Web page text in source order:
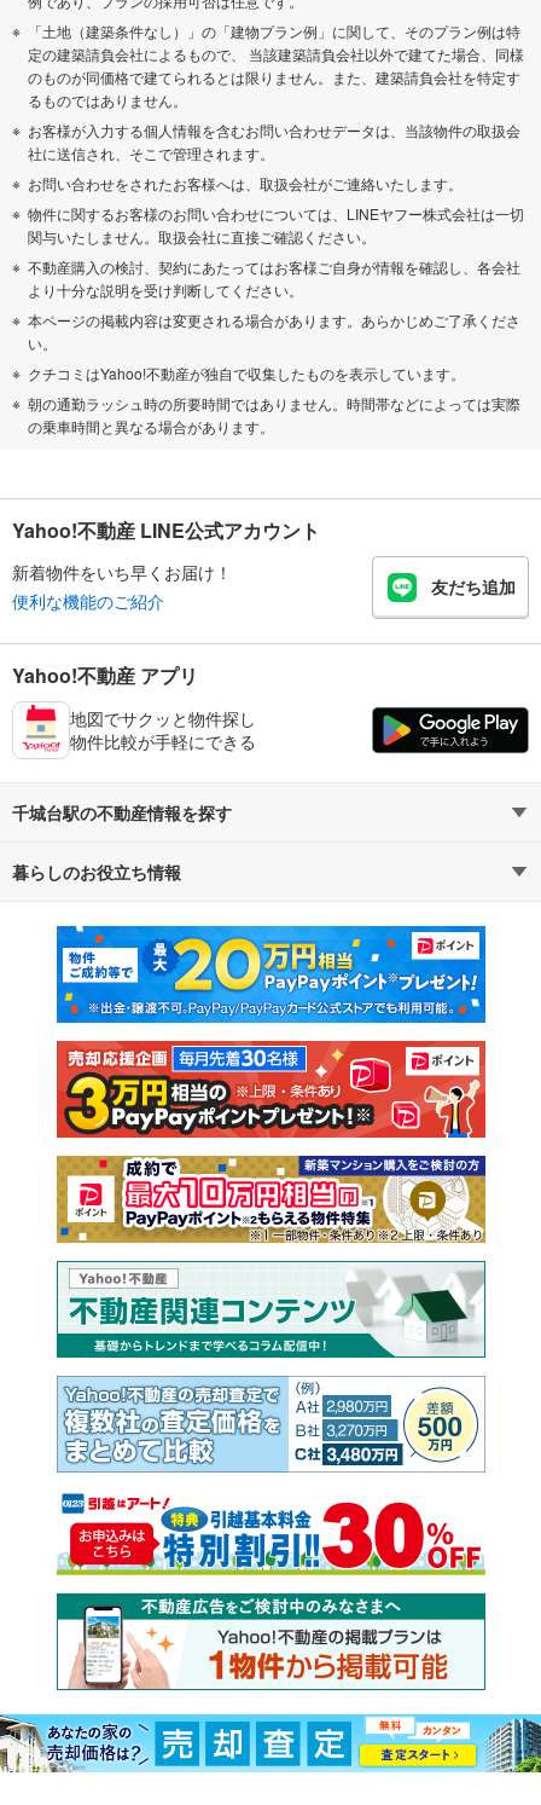
「土地（建築条件なし）」の「建物プラン例」に関して、そのプラン例は特
定の建築請負会社によるもので、 当該建築請負会社以外で建てた場合、同様
のものが同価格で建てられるとは限りません。また、建築請負会社を特定す
るものではありません。
お客様が入力する個人情報を含むお問い合わせデータは、当該物件の取扱会
社に送信され、そこで管理されます。
お問い合わせをされたお客様へは、取扱会社がご連絡いたします。
物件に関するお客様のお問い合わせについては、LINEヤフー株式会社は一切
関与いたしません。取扱会社に直接ご確認ください。
不動産購入の検討、契約にあたってはお客様ご自身が情報を確認し、各会社
より十分な説明を受け判断してください。
本ページの掲載内容は変更される場合があります。あらかじめご了承くださ
い。
クチコミはYahoo!不動産が独自で収集したものを表示しています。
朝の通勤ラッシュ時の所要時間ではありません。時間帯などによっては実際
の乗車時間と異なる場合があります。
Yahoo!不動産 LINE公式アカウント
新着物件をいち早くお届け！
便利な機能のご紹介
友だち追加
Yahoo!不動産 アプリ
地図でサクッと物件探し
物件比較が手軽にできる
千城台駅の不動産情報を探す
不動産・住宅
新築マンション 中古マンション
新築一戸建て 中古一戸建て
注文住宅 土地
売却査定
暮らしのお役立ち情報
マンションカタログ 教えて！住まいの先生